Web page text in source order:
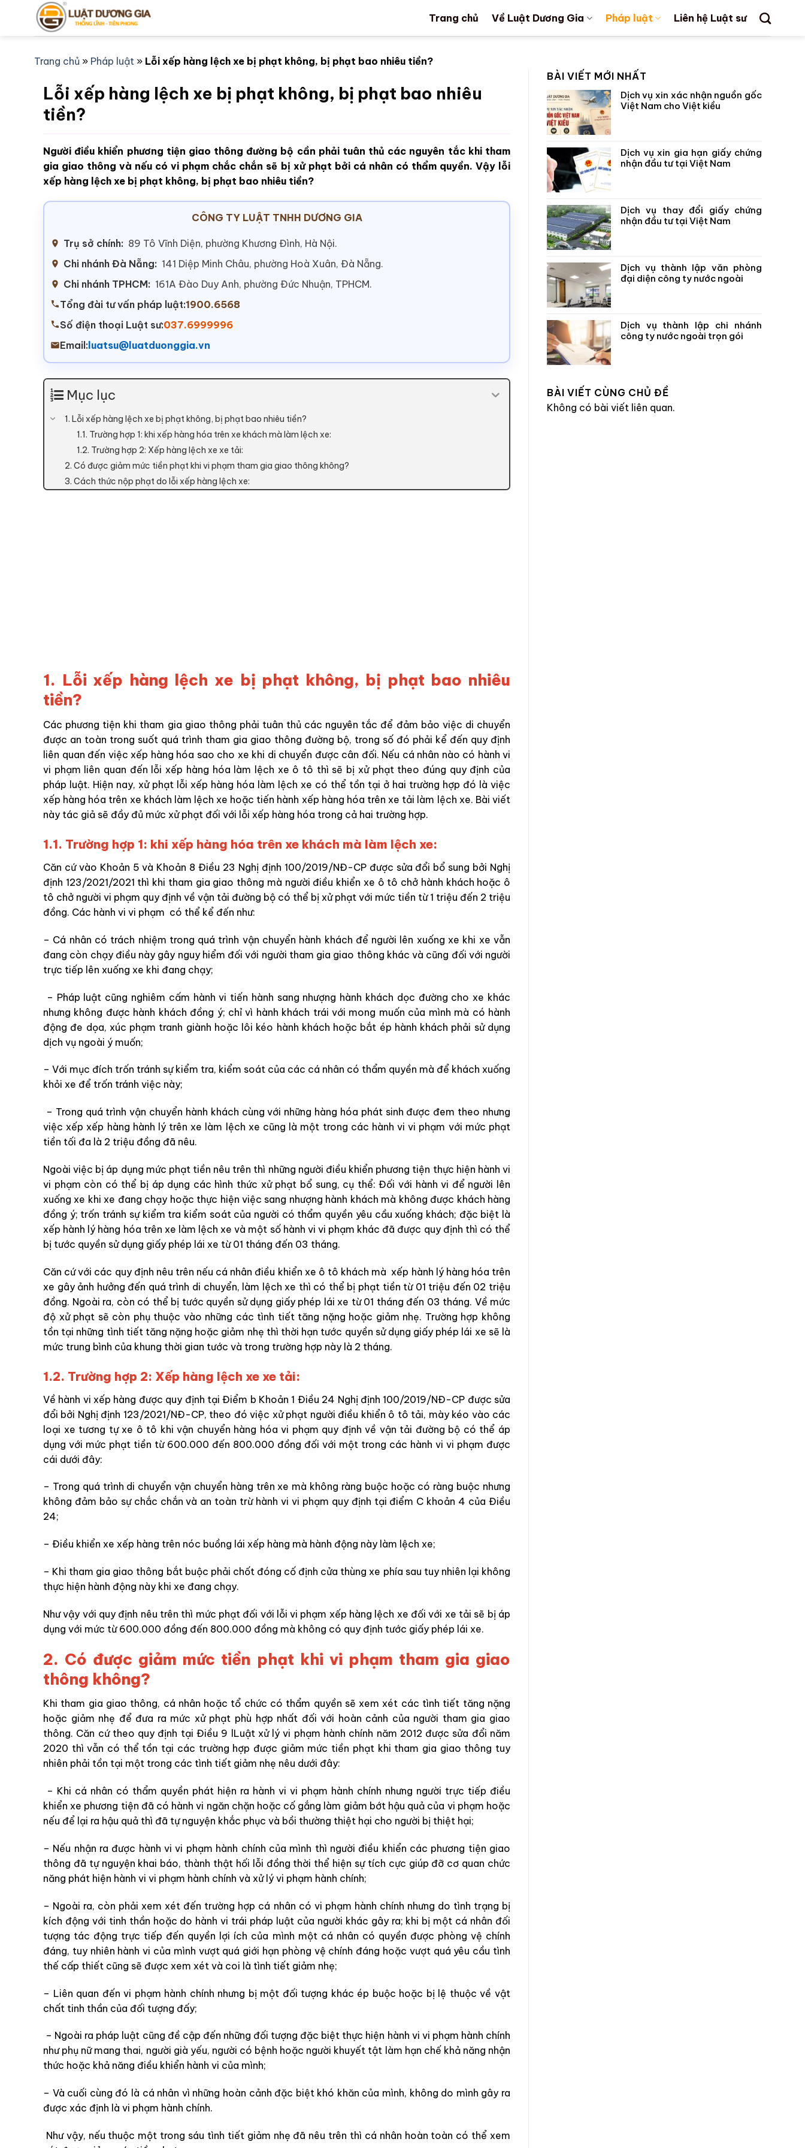
Trang chủ Về Luật Dương Gia Pháp luật Liên hệ Luật sư
Trang chủ » Pháp luật » Lỗi xếp hàng lệch xe bị phạt không, bị phạt bao nhiêu tiền?
Lỗi xếp hàng lệch xe bị phạt không, bị phạt bao nhiêu
tiền?
Người điều khiển phương tiện giao thông đường bộ cần phải tuân thủ các nguyên tắc khi tham
gia giao thông và nếu có vi phạm chắc chắn sẽ bị xử phạt bởi cá nhân có thẩm quyền. Vậy lỗi
xếp hàng lệch xe bị phạt không, bị phạt bao nhiêu tiền?
CÔNG TY LUẬT TNHH DƯƠNG GIA
Trụ sở chính: 89 Tô Vĩnh Diện, phường Khương Đình, Hà Nội.
Chi nhánh Đà Nẵng: 141 Diệp Minh Châu, phường Hoà Xuân, Đà Nẵng.
Chi nhánh TPHCM: 161A Đào Duy Anh, phường Đức Nhuận, TPHCM.
Tổng đài tư vấn pháp luật:1900.6568
Số điện thoại Luật sư:037.6999996
Email: luatsu@luatduonggia.vn
Mục lục
1. Lỗi xếp hàng lệch xe bị phạt không, bị phạt bao nhiêu tiền?
1.1. Trường hợp 1: khi xếp hàng hóa trên xe khách mà làm lệch xe:
1.2. Trường hợp 2: Xếp hàng lệch xe xe tải:
2. Có được giảm mức tiền phạt khi vi phạm tham gia giao thông không?
3. Cách thức nộp phạt do lỗi xếp hàng lệch xe:
1. Lỗi xếp hàng lệch xe bị phạt không, bị phạt bao nhiêu
tiền?
Các phương tiện khi tham gia giao thông phải tuân thủ các nguyên tắc để đảm bảo việc di chuyển
được an toàn trong suốt quá trình tham gia giao thông đường bộ, trong số đó phải kể đến quy định
liên quan đến việc xếp hàng hóa sao cho xe khi di chuyển được cân đối. Nếu cá nhân nào có hành vi
vi phạm liên quan đến lỗi xếp hàng hóa làm lệch xe ô tô thì sẽ bị xử phạt theo đúng quy định của
pháp luật. Hiện nay, xử phạt lỗi xếp hàng hóa làm lệch xe có thể tồn tại ở hai trường hợp đó là việc
xếp hàng hóa trên xe khách làm lệch xe hoặc tiến hành xếp hàng hóa trên xe tải làm lệch xe. Bài viết
này tác giả sẽ đầy đủ mức xử phạt đối với lỗi xếp hàng hóa trong cả hai trường hợp.
1.1. Trường hợp 1: khi xếp hàng hóa trên xe khách mà làm lệch xe:
Căn cứ vào Khoản 5 và Khoản 8 Điều 23 Nghị định 100/2019/NĐ-CP được sửa đổi bổ sung bởi Nghị
định 123/2021/2021 thì khi tham gia giao thông mà người điều khiển xe ô tô chở hành khách hoặc ô
tô chở người vi phạm quy định về vận tải đường bộ có thể bị xử phạt với mức tiền từ 1 triệu đến 2 triệu
đồng. Các hành vi vi phạm có thể kể đến như:
– Cá nhân có trách nhiệm trong quá trình vận chuyển hành khách để người lên xuống xe khi xe vẫn
đang còn chạy điều này gây nguy hiểm đối với người tham gia giao thông khác và cũng đối với người
trực tiếp lên xuống xe khi đang chạy;
– Pháp luật cũng nghiêm cấm hành vi tiến hành sang nhượng hành khách dọc đường cho xe khác
nhưng không được hành khách đồng ý; chỉ vì hành khách trái với mong muốn của mình mà có hành
động đe dọa, xúc phạm tranh giành hoặc lôi kéo hành khách hoặc bắt ép hành khách phải sử dụng
dịch vụ ngoài ý muốn;
– Với mục đích trốn tránh sự kiểm tra, kiểm soát của các cá nhân có thẩm quyền mà để khách xuống
khỏi xe để trốn tránh việc này;
– Trong quá trình vận chuyển hành khách cùng với những hàng hóa phát sinh được đem theo nhưng
việc xếp xếp hàng hành lý trên xe làm lệch xe cũng là một trong các hành vi vi phạm với mức phạt
tiền tối đa là 2 triệu đồng đã nêu.
Ngoài việc bị áp dụng mức phạt tiền nêu trên thì những người điều khiển phương tiện thực hiện hành vi
vi phạm còn có thể bị áp dụng các hình thức xử phạt bổ sung, cụ thể: Đối với hành vi để người lên
xuống xe khi xe đang chạy hoặc thực hiện việc sang nhượng hành khách mà không được khách hàng
đồng ý; trốn tránh sự kiểm tra kiểm soát của người có thẩm quyền yêu cầu xuống khách; đặc biệt là
xếp hành lý hàng hóa trên xe làm lệch xe và một số hành vi vi phạm khác đã được quy định thì có thể
bị tước quyền sử dụng giấy phép lái xe từ 01 tháng đến 03 tháng.
Căn cứ với các quy định nêu trên nếu cá nhân điều khiển xe ô tô khách mà xếp hành lý hàng hóa trên
xe gây ảnh hưởng đến quá trình di chuyển, làm lệch xe thì có thể bị phạt tiền từ 01 triệu đến 02 triệu
đồng. Ngoài ra, còn có thể bị tước quyền sử dụng giấy phép lái xe từ 01 tháng đến 03 tháng. Về mức
độ xử phạt sẽ còn phụ thuộc vào những các tình tiết tăng nặng hoặc giảm nhẹ. Trường hợp không
tồn tại những tình tiết tăng nặng hoặc giảm nhẹ thì thời hạn tước quyền sử dụng giấy phép lái xe sẽ là
mức trung bình của khung thời gian tước và trong trường hợp này là 2 tháng.
1.2. Trường hợp 2: Xếp hàng lệch xe xe tải:
Về hành vi xếp hàng được quy định tại Điểm b Khoản 1 Điều 24 Nghị định 100/2019/NĐ-CP được sửa
đổi bởi Nghị định 123/2021/NĐ-CP, theo đó việc xử phạt người điều khiển ô tô tải, mày kéo vào các
loại xe tương tự xe ô tô khi vận chuyển hàng hóa vi phạm quy định về vận tải đường bộ có thể áp
dụng với mức phạt tiền từ 600.000 đến 800.000 đồng đối với một trong các hành vi vi phạm được
cái dưới đây:
– Trong quá trình di chuyển vận chuyển hàng trên xe mà không ràng buộc hoặc có ràng buộc nhưng
không đảm bảo sự chắc chắn và an toàn trừ hành vi vi phạm quy định tại điểm C khoản 4 của Điều
24;
– Điều khiển xe xếp hàng trên nóc buồng lái xếp hàng mà hành động này làm lệch xe;
– Khi tham gia giao thông bắt buộc phải chốt đóng cố định cửa thùng xe phía sau tuy nhiên lại không
thực hiện hành động này khi xe đang chạy.
Như vậy với quy định nêu trên thì mức phạt đối với lỗi vi phạm xếp hàng lệch xe đối với xe tải sẽ bị áp
dụng với mức từ 600.000 đồng đến 800.000 đồng mà không có quy định tước giấy phép lái xe.
2. Có được giảm mức tiền phạt khi vi phạm tham gia giao
thông không?
Khi tham gia giao thông, cá nhân hoặc tổ chức có thẩm quyền sẽ xem xét các tình tiết tăng nặng
hoặc giảm nhẹ để đưa ra mức xử phạt phù hợp nhất đối với hoàn cảnh của người tham gia giao
thông. Căn cứ theo quy định tại Điều 9 lLuật xử lý vi phạm hành chính năm 2012 được sửa đổi năm
2020 thì vẫn có thể tồn tại các trường hợp được giảm mức tiền phạt khi tham gia giao thông tuy
nhiên phải tồn tại một trong các tình tiết giảm nhẹ nêu dưới đây:
– Khi cá nhân có thẩm quyền phát hiện ra hành vi vi phạm hành chính nhưng người trực tiếp điều
khiển xe phương tiện đã có hành vi ngăn chặn hoặc cố gắng làm giảm bớt hậu quả của vi phạm hoặc
nếu để lại ra hậu quả thì đã tự nguyện khắc phục và bồi thường thiệt hại cho người bị thiệt hại;
– Nếu nhận ra được hành vi vi phạm hành chính của mình thì người điều khiển các phương tiện giao
thông đã tự nguyện khai báo, thành thật hối lỗi đồng thời thể hiện sự tích cực giúp đỡ cơ quan chức
năng phát hiện hành vi vi phạm hành chính và xử lý vi phạm hành chính;
– Ngoài ra, còn phải xem xét đến trường hợp cá nhân có vi phạm hành chính nhưng do tình trạng bị
kích động với tinh thần hoặc do hành vi trái pháp luật của người khác gây ra; khi bị một cá nhân đối
tượng tác động trực tiếp đến quyền lợi ích của mình một cá nhân có quyền được phòng vệ chính
đáng, tuy nhiên hành vi của mình vượt quá giới hạn phòng vệ chính đáng hoặc vượt quá yêu cầu tình
thế cấp thiết cũng sẽ được xem xét và coi là tình tiết giảm nhẹ;
– Liên quan đến vi phạm hành chính nhưng bị một đối tượng khác ép buộc hoặc bị lệ thuộc về vật
chất tinh thần của đối tượng đấy;
– Ngoài ra pháp luật cũng đề cập đến những đối tượng đặc biệt thực hiện hành vi vi phạm hành chính
như phụ nữ mang thai, người già yếu, người có bệnh hoặc người khuyết tật làm hạn chế khả năng nhận
thức hoặc khả năng điều khiển hành vi của mình;
– Và cuối cùng đó là cá nhân vì những hoàn cảnh đặc biệt khó khăn của mình, không do mình gây ra
được xác định là vi phạm hành chính.
Như vậy, nếu thuộc một trong sáu tình tiết giảm nhẹ đã nêu trên thì cá nhân hoàn toàn có thể xem
BÀI VIẾT MỚI NHẤT
Dịch vụ xin xác nhận nguồn gốc
Việt Nam cho Việt kiều
Dịch vụ xin gia hạn giấy chứng
nhận đầu tư tại Việt Nam
Dịch vụ thay đổi giấy chứng
nhận đầu tư tại Việt Nam
Dịch vụ thành lập văn phòng
đại diện công ty nước ngoài
Dịch vụ thành lập chi nhánh
công ty nước ngoài trọn gói
BÀI VIẾT CÙNG CHỦ ĐỀ
Không có bài viết liên quan.